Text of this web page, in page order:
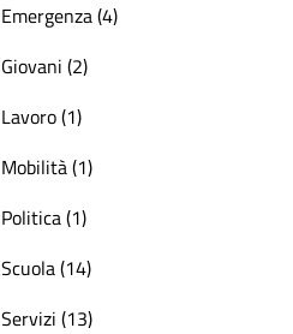
Emergenza (4)
Giovani (2)
Lavoro (1)
Mobilità (1)
Politica (1)
Scuola (14)
Servizi (13)